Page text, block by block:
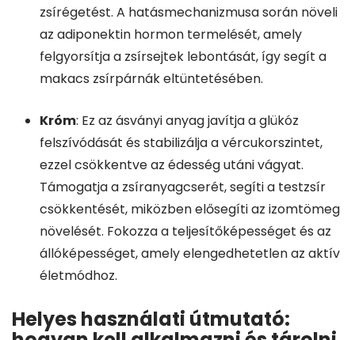
zsírégetést. A hatásmechanizmusa során növeli
az adiponektin hormon termelését, amely
felgyorsítja a zsírsejtek lebontását, így segít a
makacs zsírpárnák eltüntetésében.
Króm: Ez az ásványi anyag javítja a glükóz
felszívódását és stabilizálja a vércukorszintet,
ezzel csökkentve az édesség utáni vágyat.
Támogatja a zsíranyagcserét, segíti a testzsír
csökkentését, miközben elősegíti az izomtömeg
növelését. Fokozza a teljesítőképességet és az
állóképességet, amely elengedhetetlen az aktív
életmódhoz.
Helyes használati útmutató: